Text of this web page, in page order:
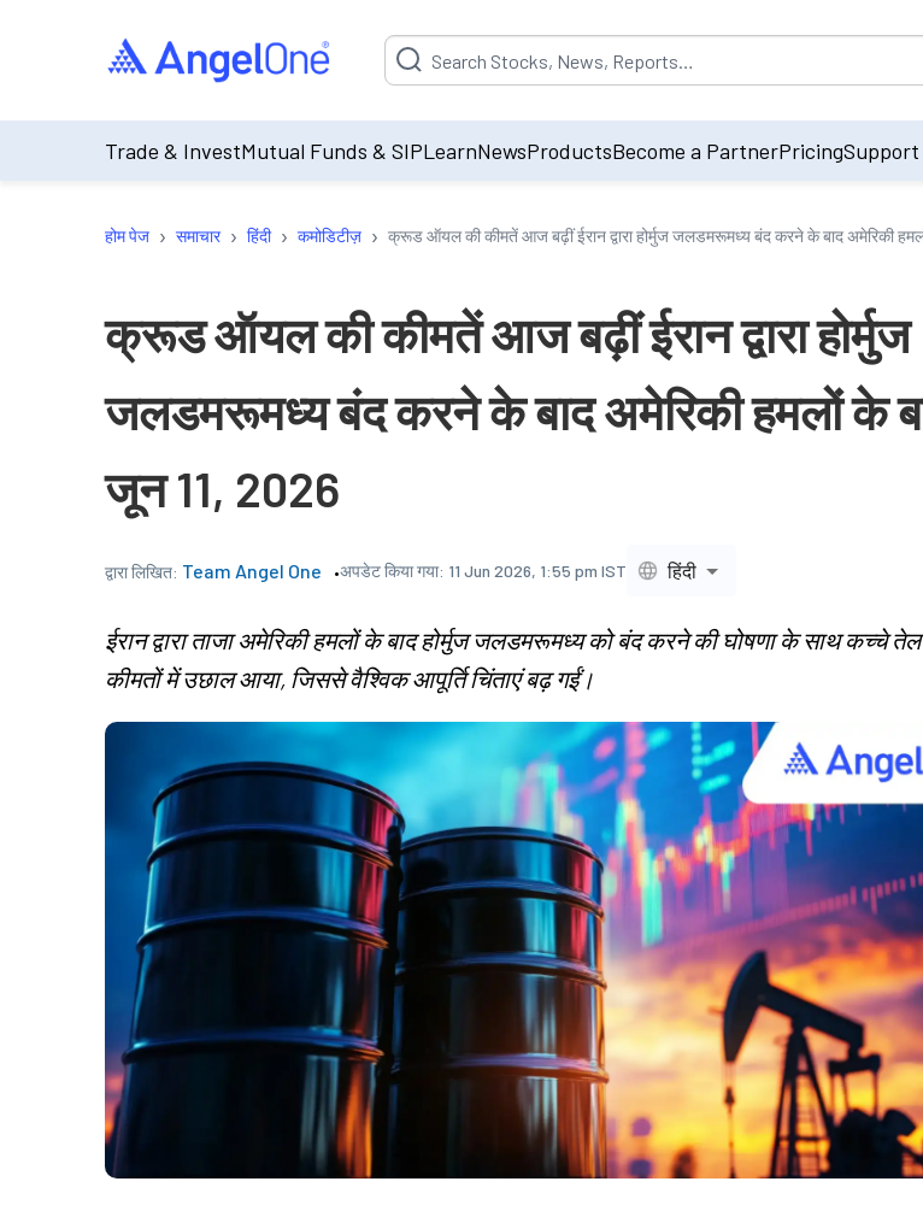
Suggestion will be populated by default on accessing the input
Trade & InvestMutual Funds & SIPLearnNewsProductsBecome a PartnerPricingSupport
होम पेज › समाचार › हिंदी › कमोडिटीज़ › क्रूड ऑयल की कीमतें आज बढ़ीं ईरान द्वारा होर्मुज जलडमरूमध्य बंद करने के बाद अमेरिकी
क्रूड ऑयल की कीमतें आज बढ़ीं ईरान द्वारा होर्मुज
जलडमरूमध्य बंद करने के बाद अमेरिकी हमलों के
जून 11, 2026
द्वारा लिखित: Team Angel One अपडेट किया गया: 11 Jun 2026, 1:55 pm IST हिंदी
ईरान द्वारा ताजा अमेरिकी हमलों के बाद होर्मुज जलडमरूमध्य को बंद करने की घोषणा के साथ कच्चे
कीमतों में उछाल आया, जिससे वैश्विक आपूर्ति चिंताएं बढ़ गईं।